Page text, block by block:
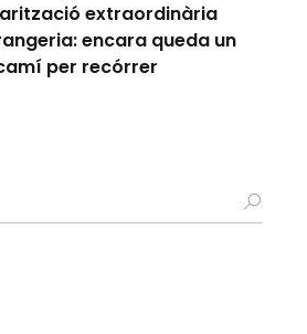
extraordinària
encara queda un
per recórrer